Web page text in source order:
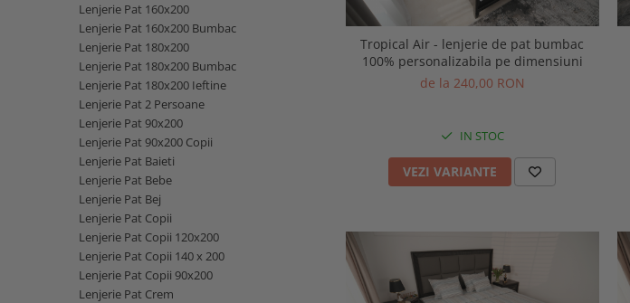
Sac de Dormit
Sac de Infasat
Scutec de Infasat
Sistem - Vara
Sistem Nou Nascut
Sistem 0-3 Luni
Sistem 3-6 luni
Sistem 6-9 Luni
Sistem Ieftin
Suport pentru Infasat
Cearsafuri si protectii
Plapuma si Perna
Set Pilota si Perna
Set Paturica si Perna
Set Cuverturi si Pernute
Copii - Bumbac
Copii - Gluga
Copii - Plaja
Copii - Plaja cu Gluga
Copii - Poncho
Copii - Poncho Plaja
Cu Capison
Cu Capison - Bebe
Personalizate
Ghiozdane Fete
Ghiozdane Baieti
Lenjerie Pat 160x200
Lenjerie Pat 160x200 Bumbac
Lenjerie Pat 180x200
Lenjerie Pat 180x200 Bumbac
Lenjerie Pat 180x200 Ieftine
Lenjerie Pat 2 Persoane
Lenjerie Pat 90x200
Lenjerie Pat 90x200 Copii
Lenjerie Pat Baieti
Lenjerie Pat Bebe
Lenjerie Pat Bej
Lenjerie Pat Copii
Lenjerie Pat Copii 120x200
Lenjerie Pat Copii 140 x 200
Lenjerie Pat Copii 90x200
Lenjerie Pat Crem
Tropical Air - lenjerie de pat bumbac
100% personalizabila pe dimensiuni
de la 240,00 RON
IN STOC
VEZI VARIANTE